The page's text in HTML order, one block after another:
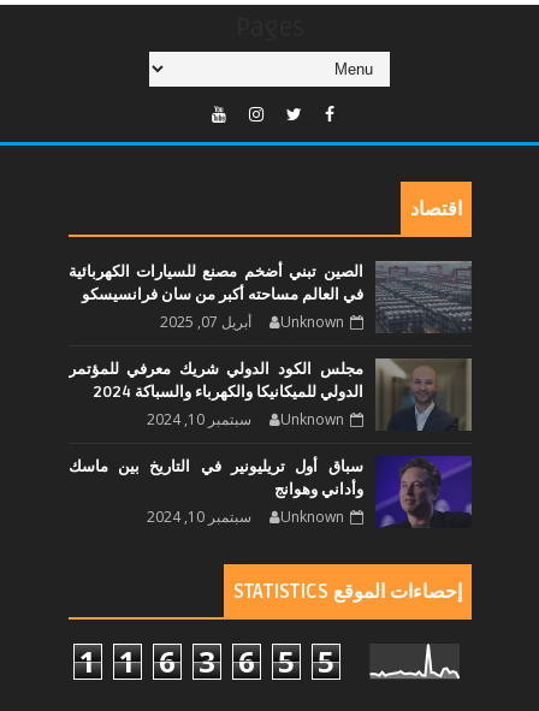
اقتصاد
الصين تبني أضخم مصنع للسيارات الكهربائية
في العالم مساحته أكبر من سان فرانسيسكو
Unknown أبريل 07, 2025
مجلس الكود الدولي شريك معرفي للمؤتمر
الدولي للميكانيكا والكهرباء والسباكة 2024
Unknown سبتمبر 10, 2024
سباق أول تريليونير في التاريخ بين ماسك
وأداني وهوانج
Unknown سبتمبر 10, 2024
إحصاءات الموقع STATISTICS
1 1 6 3 6 5 5